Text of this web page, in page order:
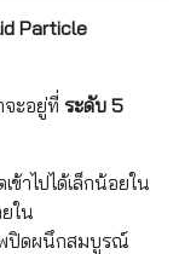
Particle
ะอยู่ที่ ระดับ 5
าไปได้เล็กน้อยใน
ใน
ปิดผนึกสมบูรณ์